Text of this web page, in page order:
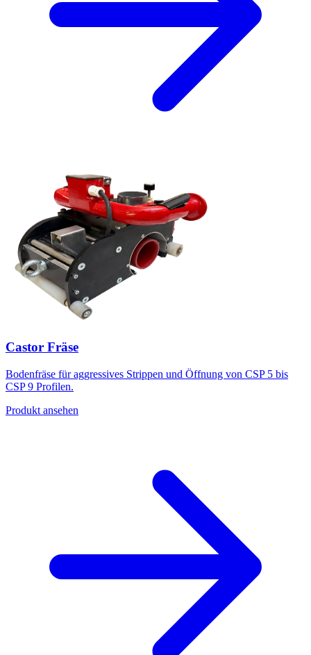
Castor Fräse
Bodenfräse für aggressives Strippen und Öffnung von CSP 5 bis
CSP 9 Profilen.
Produkt ansehen